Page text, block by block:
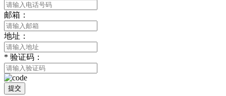
邮箱：
地址：
* 验证码：
提交